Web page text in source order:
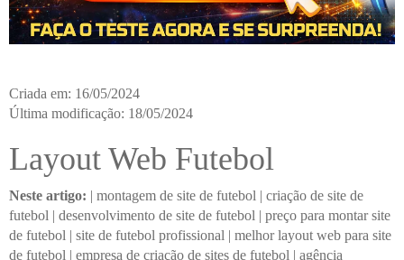
Criada em: 16/05/2024
Última modificação: 18/05/2024
Layout Web Futebol
Neste artigo: | montagem de site de futebol | criação de site de
futebol | desenvolvimento de site de futebol | preço para montar site
de futebol | site de futebol profissional | melhor layout web para site
de futebol | empresa de criação de sites de futebol | agência